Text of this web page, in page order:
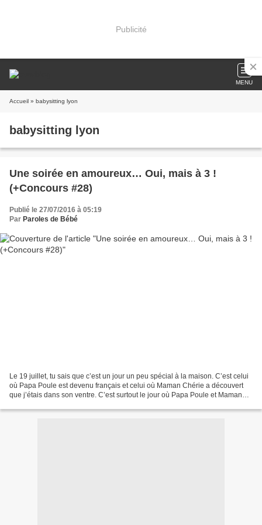
Publicité
MENU
Accueil » babysitting lyon
babysitting lyon
Une soirée en amoureux… Oui, mais à 3 !
(+Concours #28)
Publié le 27/07/2016 à 05:19
Par Paroles de Bébé
Le 19 juillet, tu sais que c’est un jour un peu spécial à la maison. C’est celui
où Papa Poule est devenu français et celui où Maman Chérie a découvert
que j’étais dans son ventre. C’est surtout le jour où Papa Poule et Maman